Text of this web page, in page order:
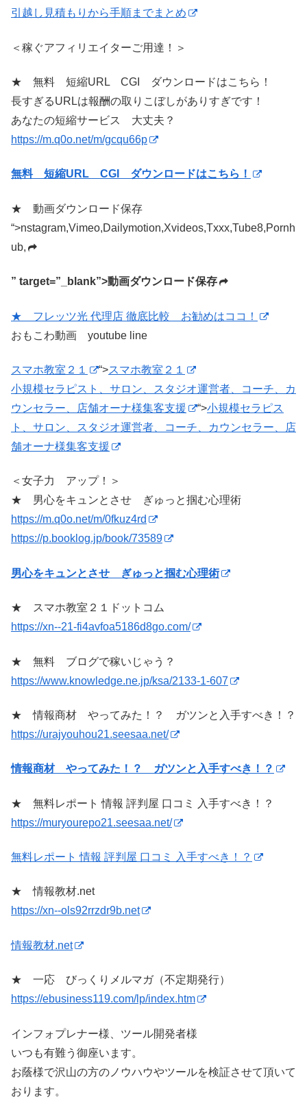
引越し見積もりから手順までまとめ
＜稼ぐアフィリエイターご用達！＞
★ 無料 短縮URL CGI ダウンロードはこちら！
長すぎるURLは報酬の取りこぼしがありすぎです！
あなたの短縮サービス 大丈夫？
https://m.q0o.net/m/gcqu66p
無料 短縮URL CGI ダウンロードはこちら！
★ 動画ダウンロード保存
“>nstagram,Vimeo,Dailymotion,Xvideos,Txxx,Tube8,Pornh
ub,
” target=”_blank”>動画ダウンロード保存
★ フレッツ光 代理店 徹底比較 お勧めはココ！
おもこわ動画 youtube line
スマホ教室２１ “>スマホ教室２１
小規模セラピスト、サロン、スタジオ運営者、コーチ、カ
ウンセラー、店舗オーナ様集客支援
“>小規模セラピス
ト、サロン、スタジオ運営者、コーチ、カウンセラー、店
舗オーナ様集客支援
＜女子力 アップ！＞
★ 男心をキュンとさせ ぎゅっと掴む心理術
https://m.q0o.net/m/0fkuz4rd
https://p.booklog.jp/book/73589
男心をキュンとさせ ぎゅっと掴む心理術
★ スマホ教室２１ドットコム
https://xn--21-fi4avfoa5186d8go.com/
★ 無料 ブログで稼いじゃう？
https://www.knowledge.ne.jp/ksa/2133-1-607
★ 情報商材 やってみた！？ ガツンと入手すべき！？
https://urajyouhou21.seesaa.net/
情報商材 やってみた！？ ガツンと入手すべき！？
★ 無料レポート 情報 評判屋 口コミ 入手すべき！？
https://muryourepo21.seesaa.net/
無料レポート 情報 評判屋 口コミ 入手すべき！？
★ 情報教材.net
https://xn--ols92rrzdr9b.net
情報教材.net
★ 一応 びっくりメルマガ（不定期発行）
https://ebusiness119.com/lp/index.htm
インフォプレナー様、ツール開発者様
いつも有難う御座います。
お蔭様で沢山の方のノウハウやツールを検証させて頂いて
おります。